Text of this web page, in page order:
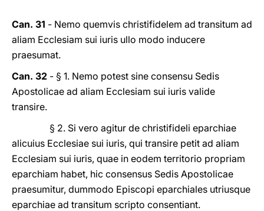
Can. 31 - Nemo quemvis christifidelem ad transitum ad
aliam Ecclesiam sui iuris ullo modo inducere
praesumat.
Can. 32 - § 1. Nemo potest sine consensu Sedis
Apostolicae ad aliam Ecclesiam sui iuris valide
transire.
§ 2. Si vero agitur de christifideli eparchiae
alicuius Ecclesiae sui iuris, qui transire petit ad aliam
Ecclesiam sui iuris, quae in eodem territorio propriam
eparchiam habet, hic consensus Sedis Apostolicae
praesumitur, dummodo Episcopi eparchiales utriusque
eparchiae ad transitum scripto consentiant.